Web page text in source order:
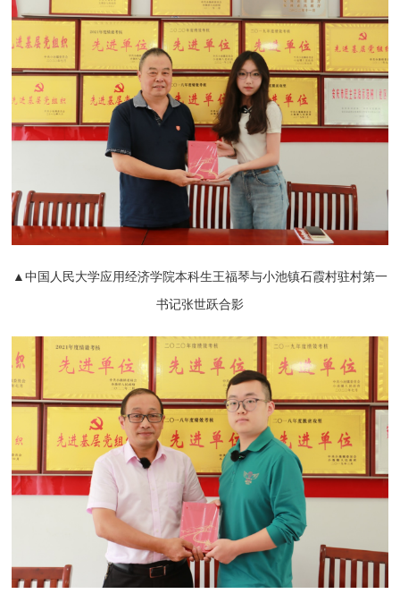
▲中国人民大学应用经济学院本科生王福琴与小池镇石霞村驻村第一
书记张世跃合影